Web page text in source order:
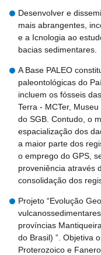
Desenvolver e
mais abrangentes,
e a Icnologia ao
bacias sedimentares.
A Base PALEO
paleontológicas do
incluem os fósseis
Terra - MCTer,
do SGB. Contudo, o
espacialização dos
a maior parte dos
o emprego do GPS,
proveniência através
consolidação dos
Projeto “Evolução
províncias
do Brasil) ”. Objetiva
Proterozoico e